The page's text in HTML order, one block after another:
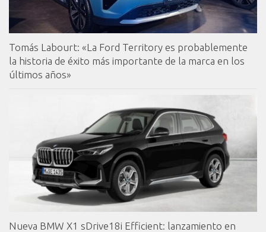
Tomás Labourt: «La Ford Territory es probablemente
la historia de éxito más importante de la marca en los
últimos años»
Nueva BMW X1 sDrive18i Efficient: lanzamiento en